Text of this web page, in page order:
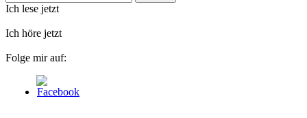
nach:
Ich lese jetzt
Ich höre jetzt
Folge mir auf: